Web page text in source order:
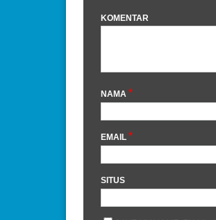
KOMENTAR
NAMA *
EMAIL *
SITUS